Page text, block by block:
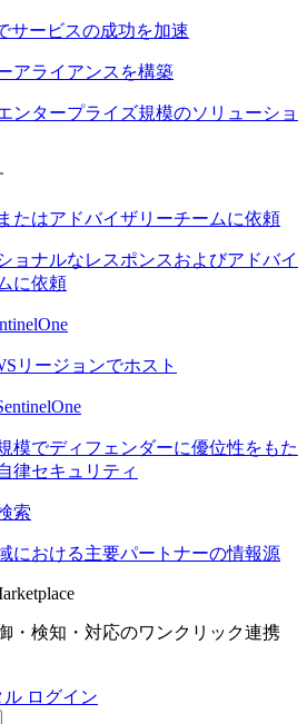
サービスの成功を加速
アライアンスを構築
ンタープライズ規模のソリューショ
たはアドバイザリーチームに依頼
ョナルなレスポンスおよびアドバイ
に依頼
リージョンでホスト
模でディフェンダーに優位性をもた
律セキュリティ
索
における主要パートナーの情報源
・検知・対応のワンクリック連携
ログイン